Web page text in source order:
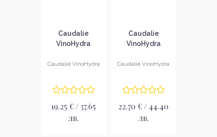
Caudalie
VinoHydra
почистващ гел
Caudalie VinoHydra
19.25 € / 37.65
лв.
Caudalie
VinoHydra
гел за лице
Caudalie VinoHydra
22.70 € / 44.40
лв.